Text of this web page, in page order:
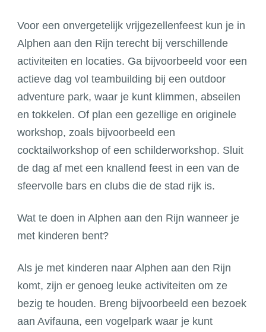
Voor een onvergetelijk vrijgezellenfeest kun je in
Alphen aan den Rijn terecht bij verschillende
activiteiten en locaties. Ga bijvoorbeeld voor een
actieve dag vol teambuilding bij een outdoor
adventure park, waar je kunt klimmen, abseilen
en tokkelen. Of plan een gezellige en originele
workshop, zoals bijvoorbeeld een
cocktailworkshop of een schilderworkshop. Sluit
de dag af met een knallend feest in een van de
sfeervolle bars en clubs die de stad rijk is.
Wat te doen in Alphen aan den Rijn wanneer je
met kinderen bent?
Als je met kinderen naar Alphen aan den Rijn
komt, zijn er genoeg leuke activiteiten om ze
bezig te houden. Breng bijvoorbeeld een bezoek
aan Avifauna, een vogelpark waar je kunt